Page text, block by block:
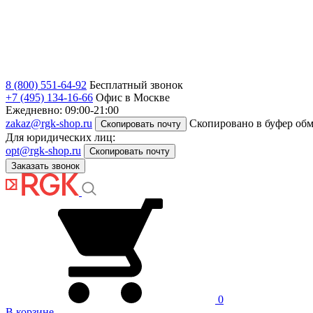
8 (800) 551-64-92 Бесплатный звонок
+7 (495) 134-16-66 Офис в Москве
Ежедневно: 09:00-21:00
zakaz@rgk-shop.ru
Скопировать почту
Скопировано в буфер
Для юридических лиц:
opt@rgk-shop.ru
Скопировать почту
Заказать звонок
0